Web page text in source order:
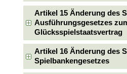
Artikel 15 Änderung des
Ausführungsgesetzes
Glücksspielstaatsvertrag
Artikel 16 Änderung des
Spielbankengesetzes